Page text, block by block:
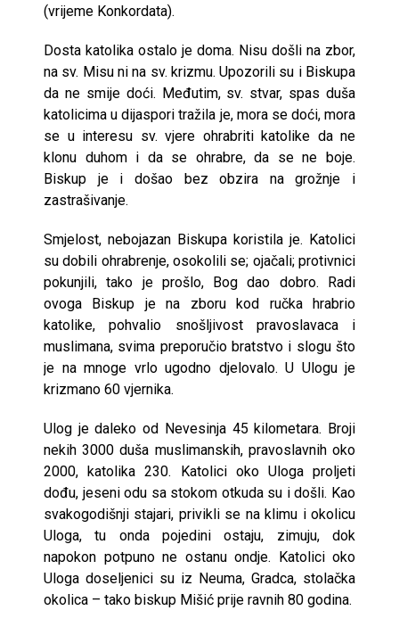
(vrijeme Konkordata).
Dosta katolika ostalo je doma. Nisu došli na zbor,
na sv. Misu ni na sv. krizmu. Upozorili su i Biskupa
da ne smije doći. Međutim, sv. stvar, spas duša
katolicima u dijaspori tražila je, mora se doći, mora
se u interesu sv. vjere ohrabriti katolike da ne
klonu duhom i da se ohrabre, da se ne boje.
Biskup je i došao bez obzira na grožnje i
zastrašivanje.
Smjelost, nebojazan Biskupa koristila je. Katolici
su dobili ohrabrenje, osokolili se; ojačali; protivnici
pokunjili, tako je prošlo, Bog dao dobro. Radi
ovoga Biskup je na zboru kod ručka hrabrio
katolike, pohvalio snošljivost pravoslavaca i
muslimana, svima preporučio bratstvo i slogu što
je na mnoge vrlo ugodno djelovalo. U Ulogu je
krizmano 60 vjernika.
Ulog je daleko od Nevesinja 45 kilometara. Broji
nekih 3000 duša muslimanskih, pravoslavnih oko
2000, katolika 230. Katolici oko Uloga proljeti
dođu, jeseni odu sa stokom otkuda su i došli. Kao
svakogodišnji stajari, privikli se na klimu i okolicu
Uloga, tu onda pojedini ostaju, zimuju, dok
napokon potpuno ne ostanu ondje. Katolici oko
Uloga doseljenici su iz Neuma, Gradca, stolačka
okolica – tako biskup Mišić prije ravnih 80 godina.